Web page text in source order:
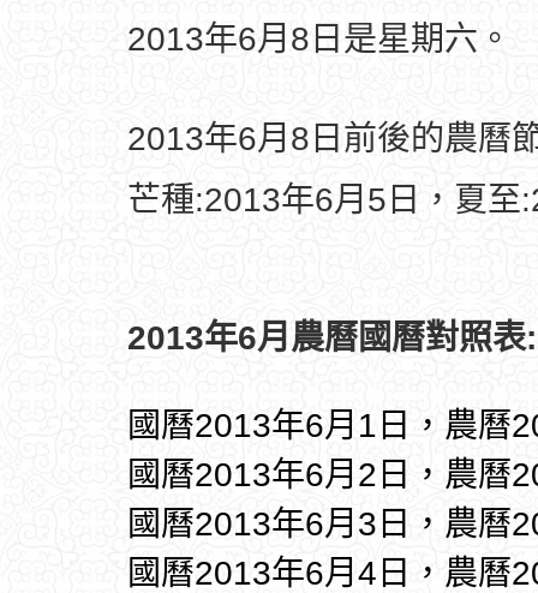
2013年6月8日是星期六。
2013年6月8日前後的農曆
芒種:2013年6月5日，夏至
2013年6月農曆國曆對照表:
國曆2013年6月1日，農曆
國曆2013年6月2日，農曆
國曆2013年6月3日，農曆
國曆2013年6月4日，農曆